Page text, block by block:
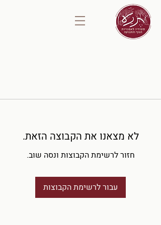
לא מצאנו את הקבוצה הזאת.
חזור לרשימת הקבוצות ונסה שוב.
עבור לרשימת הקבוצות